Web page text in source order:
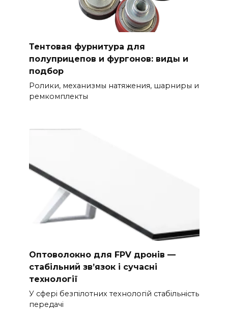
Тентовая фурнитура для
полуприцепов и фургонов: виды и
подбор
Ролики, механизмы натяжения, шарниры и
ремкомплекты
Оптоволокно для FPV дронів —
стабільний зв’язок і сучасні
технології
У сфері безпілотних технологій стабільність
передачі